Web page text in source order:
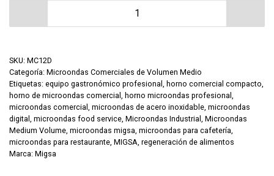
Horno de Microondas Volumen Medio Migsa MC12D
SKU: MC12D
Categoría: Microondas Comerciales de Volumen Medio
Etiquetas: equipo gastronómico profesional , horno comercial compacto,
horno de microondas comercial , horno microondas profesional ,
microondas comercial , microondas de acero inoxidable, microondas
digital , microondas food service, Microondas Industrial , Microondas
Medium Volume, microondas migsa, microondas para cafetería,
microondas para restaurante, MIGSA, regeneración de alimentos
Marca: Migsa